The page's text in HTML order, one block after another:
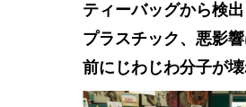
ティーバッグから検
プラスチック、悪影
前にじわじわ分子が